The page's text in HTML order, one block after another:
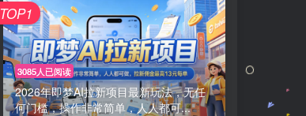
3085人已阅读
2026年即梦AI拉新项目最新玩法，无任
何门槛，操作非常简单，人人都可...
TOP1